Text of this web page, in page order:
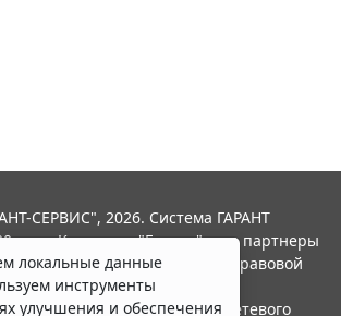
локальные данные
инструменты
улучшения и обеспечения
СЕРВИС", 2026. Система ГАРАНТ
года. Компания "Гарант" и ее партнеры
Российской ассоциации правовой
в качестве сетевого